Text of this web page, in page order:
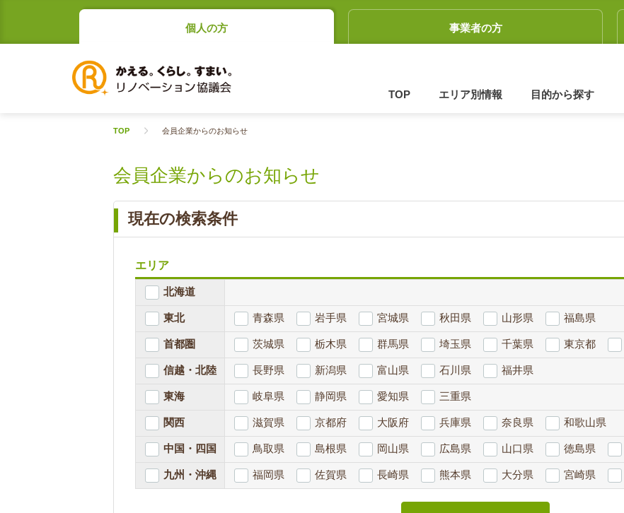
個人の方 事業者の方
TOP エリア別情報 目的から探す
TOP 会員企業からのお知らせ
会員企業からのお知らせ
現在の検索条件
エリア
北海道
東北 青森県 岩手県 宮城県 秋田県 山形県 福島県
首都圏 茨城県 栃木県 群馬県 埼玉県 千葉県 東京都
信越・北陸 長野県 新潟県 富山県 石川県 福井県
東海 岐阜県 静岡県 愛知県 三重県
関西 滋賀県 京都府 大阪府 兵庫県 奈良県 和歌山県
中国・四国 鳥取県 島根県 岡山県 広島県 山口県 徳島県
九州・沖縄 福岡県 佐賀県 長崎県 熊本県 大分県 宮崎県